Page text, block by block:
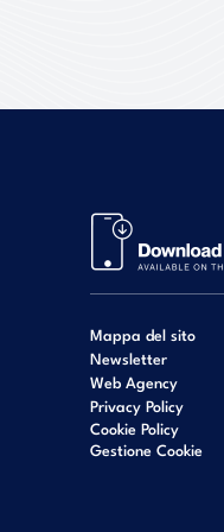
Mappa del sito
Newsletter
Web Agency
Privacy Policy
Cookie Policy
Gestione Cookie